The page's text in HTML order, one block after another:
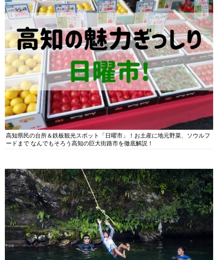
高知県民の台所＆鉄板観光スポット「日曜市」！お土産に地元野菜、ソウルフ
ードまで なんでもそろう高知の巨大街路市を徹底解説！